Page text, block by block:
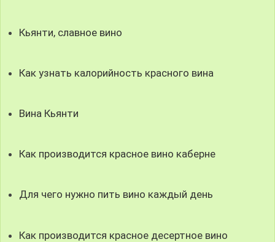
Кьянти, славное вино
Как узнать калорийность красного вина
Вина Кьянти
Как производится красное вино каберне
Для чего нужно пить вино каждый день
Как производится красное десертное вино